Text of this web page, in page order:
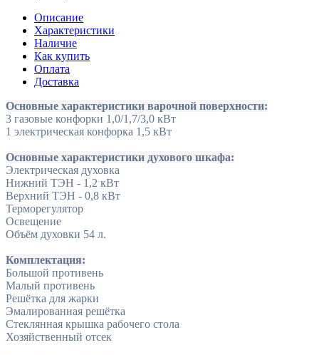
Описание
Характеристики
Наличие
Как купить
Оплата
Доставка
Основные характеристики варочной поверхности:
3 газовые конфорки 1,0/1,7/3,0 кВт
1 электрическая конфорка 1,5 кВт
Основные характеристики духового шкафа:
Электрическая духовка
Нижний ТЭН - 1,2 кВт
Верхний ТЭН - 0,8 кВт
Терморегулятор
Освещение
Объём духовки 54 л.
Комплектация:
Большой противень
Малый противень
Решётка для жарки
Эмалированная решётка
Стеклянная крышка рабочего стола
Хозяйственный отсек